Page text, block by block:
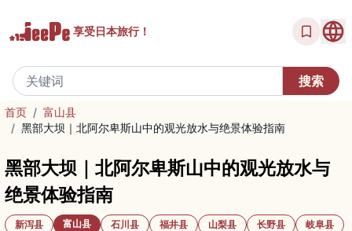
享受日本旅行！
首页 / 富山县
/ 黑部大坝｜北阿尔卑斯山中的观光放水与绝景体验指南
黑部大坝｜北阿尔卑斯山中的观光放水与
绝景体验指南
新泻县 富山县 石川县 福井县 山梨县 长野县
岐阜县